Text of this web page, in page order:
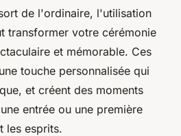
de l'ordinaire, l'utilisation
transformer votre cérémonie
et mémorable. Ces
touche personnalisée qui
et créent des moments
entrée ou une première
les esprits.